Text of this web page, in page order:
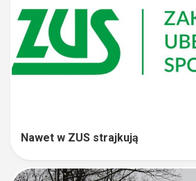
Nawet w ZUS strajkują